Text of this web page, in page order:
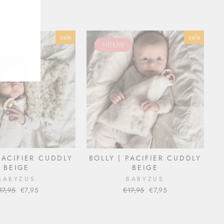
sale
CUDDLY
BEIGE
Sale
€7,95
sale
BOLLY | PACIFIER CUDDLY
BEIGE
BABYZUS
Normal
€17,95 Sale
€7,95